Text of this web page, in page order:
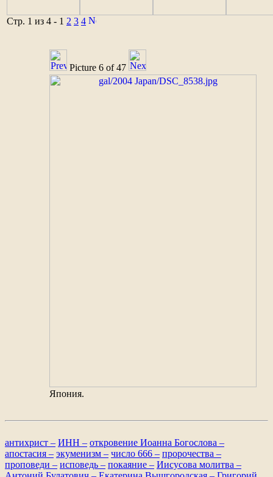
Стр. 1 из 4 - 1 2 3 4
Picture 6 of 47
Япония.
антихрист – ИНН – откровение Иоанна Богослова –
апостасия – экуменизм – число 666 – пророчества –
проповеди – исповедь – покаяние – Иисусова молитва –